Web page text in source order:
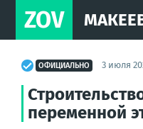
ZOV
ОФИЦИАЛЬНО 3 июля
переменной